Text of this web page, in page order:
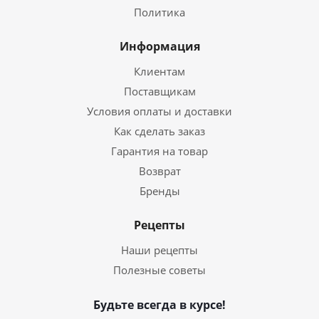
Политика
Информация
Клиентам
Поставщикам
Условия оплаты и доставки
Как сделать заказ
Гарантия на товар
Возврат
Бренды
Рецепты
Наши рецепты
Полезные советы
Будьте всегда в курсе!